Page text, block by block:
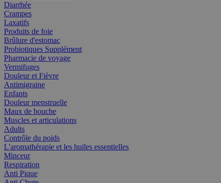
Diarrhée
Crampes
Laxatifs
Produits de foie
Brûlure d'estomac
Probiotiques Supplément
Pharmacie de voyage
Vermifuges
Douleur et Fièvre
Antimigraine
Enfants
Douleur menstruelle
Maux de bouche
Muscles et articulations
Adults
Contrôle du poids
L'aromathérapie et les huiles essentielles
Minceur
Respiration
Anti Pique